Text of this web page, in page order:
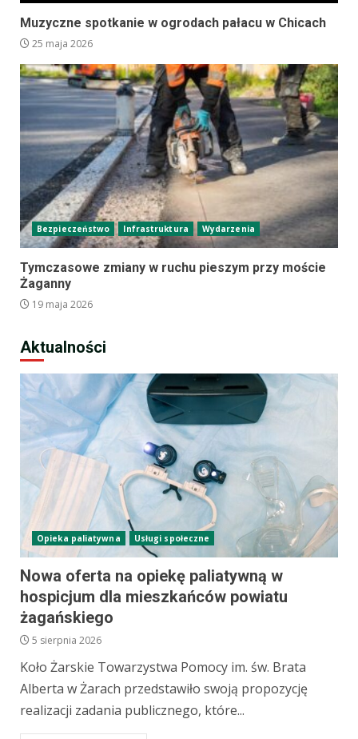
Muzyczne spotkanie w ogrodach pałacu w Chicach
25 maja 2026
Bezpieczeństwo Infrastruktura Wydarzenia
Tymczasowe zmiany w ruchu pieszym przy moście
Żaganny
19 maja 2026
Aktualności
Opieka paliatywna Usługi społeczne
Nowa oferta na opiekę paliatywną w
hospicjum dla mieszkańców powiatu
żagańskiego
5 sierpnia 2026
Koło Żarskie Towarzystwa Pomocy im. św. Brata
Alberta w Żarach przedstawiło swoją propozycję
realizacji zadania publicznego, które...